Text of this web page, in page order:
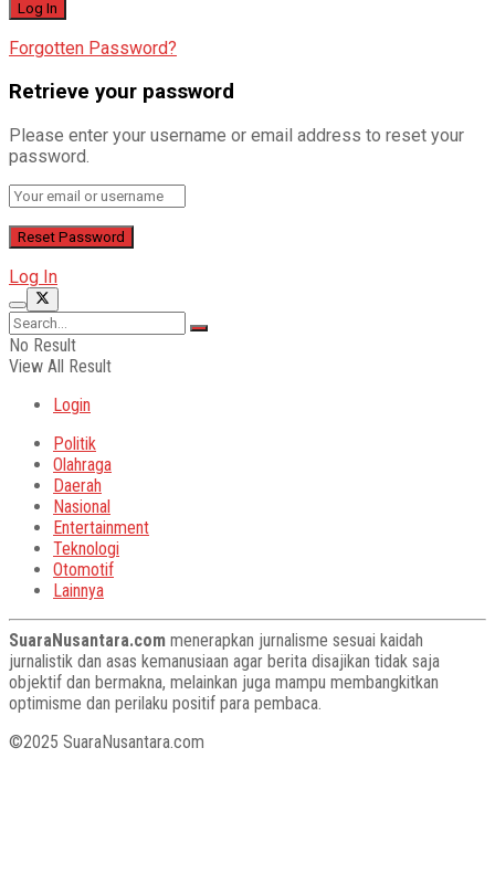
Forgotten Password?
Retrieve your password
Please enter your username or email address to reset your
password.
Log In
No Result
View All Result
Login
Politik
Olahraga
Daerah
Nasional
Entertainment
Teknologi
Otomotif
Lainnya
SuaraNusantara.com menerapkan jurnalisme sesuai kaidah
jurnalistik dan asas kemanusiaan agar berita disajikan tidak saja
objektif dan bermakna, melainkan juga mampu membangkitkan
optimisme dan perilaku positif para pembaca.
©2025 SuaraNusantara.com